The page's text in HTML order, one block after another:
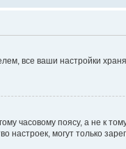
все ваши настройки
часовому поясу, а не к
настроек, могут только